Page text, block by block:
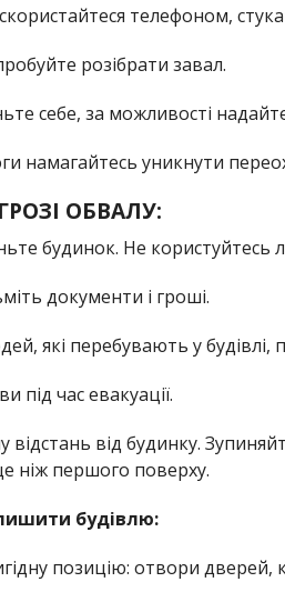
телефоном,
розібрати завал.
себе, за можливості
намагайтесь уникнути
ОБВАЛУ:
будинок. Не користуйтесь
документи і гроші.
які перебувають у будівлі,
під час евакуації.
відстань від будинку.
ніж першого поверху.
будівлю:
позицію: отвори дверей,